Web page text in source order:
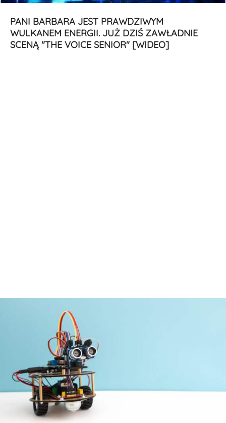
PANI BARBARA JEST PRAWDZIWYM
WULKANEM ENERGII. JUŻ DZIŚ ZAWŁADNIE
SCENĄ "THE VOICE SENIOR" [WIDEO]